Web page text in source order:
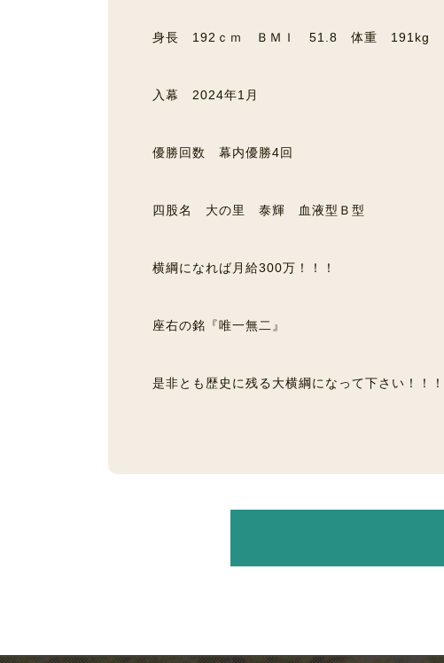
身長 192ｃｍ ＢＭＩ 51.8 体重 191kg
入幕 2024年1月
優勝回数 幕内優勝4回
四股名 大の里 泰輝 血液型Ｂ型
横綱になれば月給300万！！！
座右の銘『唯一無二』
是非とも歴史に残る大横綱になって下さい！！